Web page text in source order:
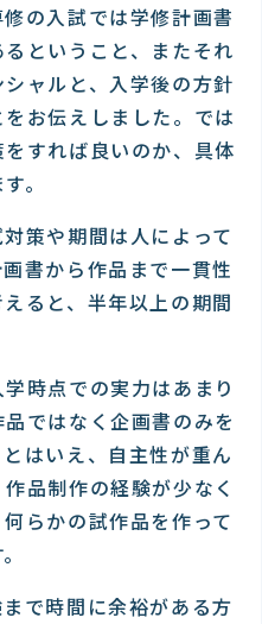
の入試では学修計画書
ということ、またそれ
ャルと、入学後の方針
お伝えしました。では
すれば良いのか、具体
。
策や期間は人によって
書から作品まで一貫性
ると、半年以上の期間
時点での実力はあまり
ではなく企画書のみを
はいえ、自主性が重ん
品制作の経験が少なく
らかの試作品を作って
で時間に余裕がある方